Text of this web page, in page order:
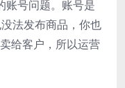
账号问题。账号是
法发布商品，你也
给客户，所以运营